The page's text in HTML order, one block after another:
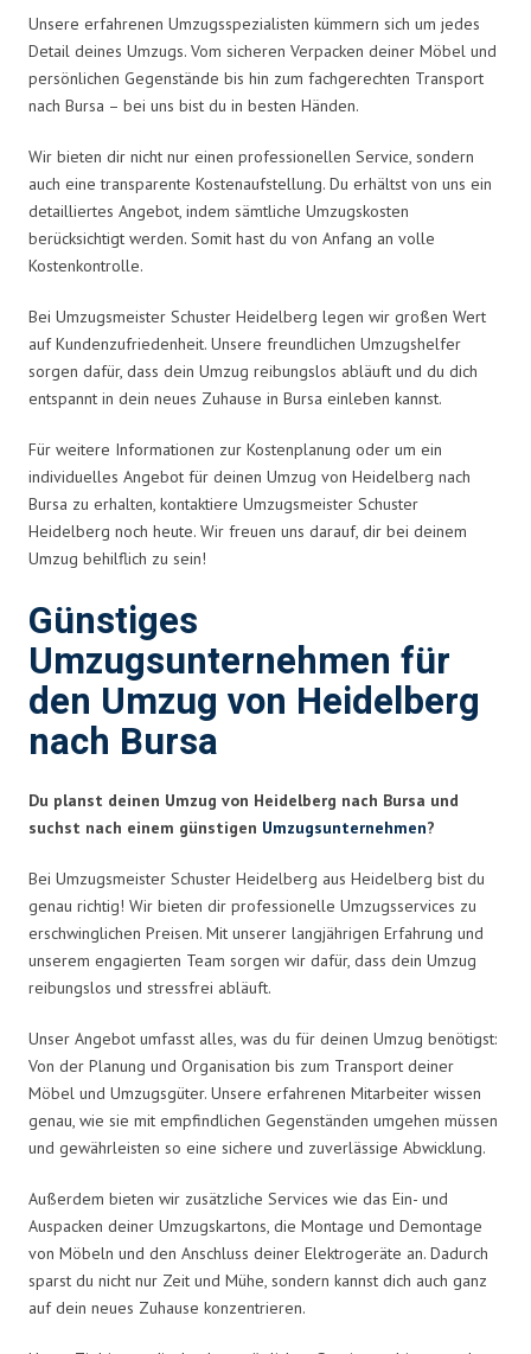
Unsere erfahrenen Umzugsspezialisten kümmern sich um jedes
Detail deines Umzugs. Vom sicheren Verpacken deiner Möbel und
persönlichen Gegenstände bis hin zum fachgerechten Transport
nach Bursa – bei uns bist du in besten Händen.
Wir bieten dir nicht nur einen professionellen Service, sondern
auch eine transparente Kostenaufstellung. Du erhältst von uns ein
detailliertes Angebot, indem sämtliche Umzugskosten
berücksichtigt werden. Somit hast du von Anfang an volle
Kostenkontrolle.
Bei Umzugsmeister Schuster Heidelberg legen wir großen Wert
auf Kundenzufriedenheit. Unsere freundlichen Umzugshelfer
sorgen dafür, dass dein Umzug reibungslos abläuft und du dich
entspannt in dein neues Zuhause in Bursa einleben kannst.
Für weitere Informationen zur Kostenplanung oder um ein
individuelles Angebot für deinen Umzug von Heidelberg nach
Bursa zu erhalten, kontaktiere Umzugsmeister Schuster
Heidelberg noch heute. Wir freuen uns darauf, dir bei deinem
Umzug behilflich zu sein!
Günstiges
Umzugsunternehmen für
den Umzug von Heidelberg
nach Bursa
Du planst deinen Umzug von Heidelberg nach Bursa und
suchst nach einem günstigen Umzugsunternehmen?
Bei Umzugsmeister Schuster Heidelberg aus Heidelberg bist du
genau richtig! Wir bieten dir professionelle Umzugsservices zu
erschwinglichen Preisen. Mit unserer langjährigen Erfahrung und
unserem engagierten Team sorgen wir dafür, dass dein Umzug
reibungslos und stressfrei abläuft.
Unser Angebot umfasst alles, was du für deinen Umzug benötigst:
Von der Planung und Organisation bis zum Transport deiner
Möbel und Umzugsgüter. Unsere erfahrenen Mitarbeiter wissen
genau, wie sie mit empfindlichen Gegenständen umgehen müssen
und gewährleisten so eine sichere und zuverlässige Abwicklung.
Außerdem bieten wir zusätzliche Services wie das Ein- und
Auspacken deiner Umzugskartons, die Montage und Demontage
von Möbeln und den Anschluss deiner Elektrogeräte an. Dadurch
sparst du nicht nur Zeit und Mühe, sondern kannst dich auch ganz
auf dein neues Zuhause konzentrieren.